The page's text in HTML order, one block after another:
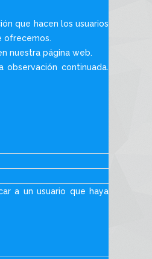
que hacen los usuarios
ofrecemos.
nuestra página web.
continuada.
a un usuario que haya